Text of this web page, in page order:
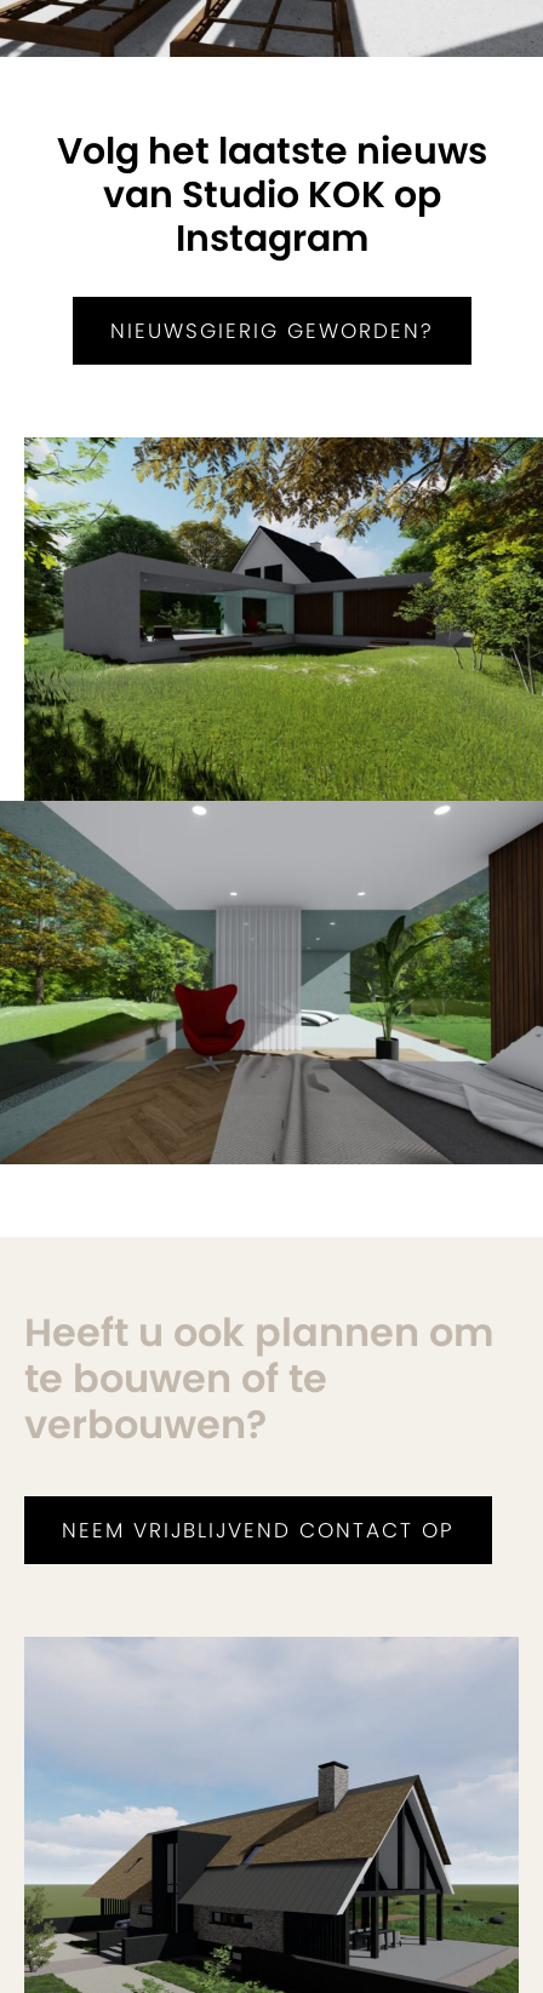
Volg het laatste nieuws
van Studio KOK op
Instagram
NIEUWSGIERIG GEWORDEN?
Heeft u ook plannen om
te bouwen of te
verbouwen?
NEEM VRIJBLIJVEND CONTACT OP